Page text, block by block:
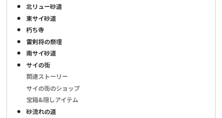
北リュー砂道
東サイ砂道
朽ち寺
雷剣将の祭壇
南サイ砂道
サイの街
関連ストーリー
サイの街のショップ
宝箱&隠しアイテム
砂流れの道